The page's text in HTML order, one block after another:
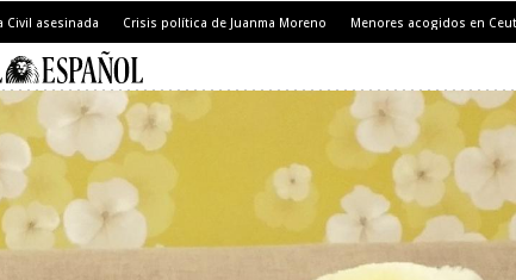
Civil asesinada Crisis política de Juanma Moreno Menores acogidos en